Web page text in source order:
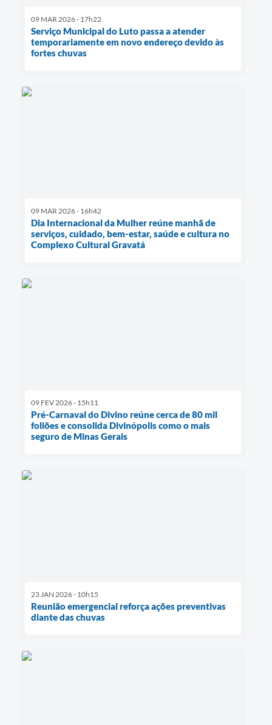
09 MAR 2026 - 17h22
Serviço Municipal do Luto passa a atender
temporariamente em novo endereço devido às
fortes chuvas
09 MAR 2026 - 16h42
Dia Internacional da Mulher reúne manhã de
serviços, cuidado, bem-estar, saúde e cultura no
Complexo Cultural Gravatá
09 FEV 2026 - 15h11
Pré-Carnaval do Divino reúne cerca de 80 mil
foliões e consolida Divinópolis como o mais
seguro de Minas Gerais
23 JAN 2026 - 10h15
Reunião emergencial reforça ações preventivas
diante das chuvas